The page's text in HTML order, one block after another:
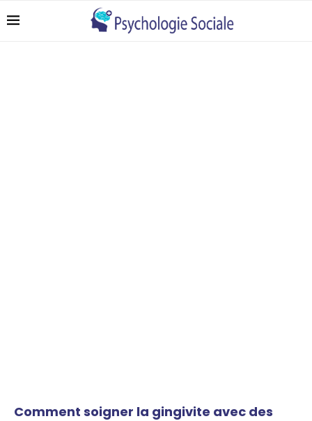
Comment soigner la gingivite avec des